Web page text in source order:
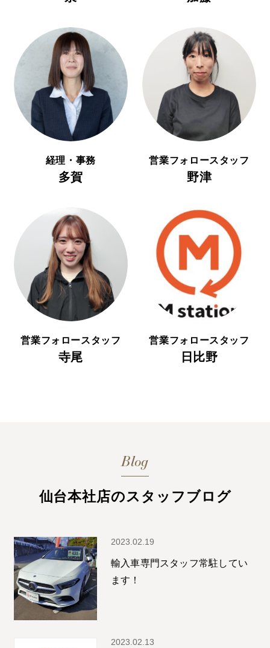
経理・事務
多賀
営業フォロースタッフ
野津
営業フォロースタッフ
寺尾
営業フォロースタッフ
日比野
Blog
仙台本社店のスタッフブログ
2023.02.19
輸入車専門スタッフ常駐してい
ます！
2023.02.13